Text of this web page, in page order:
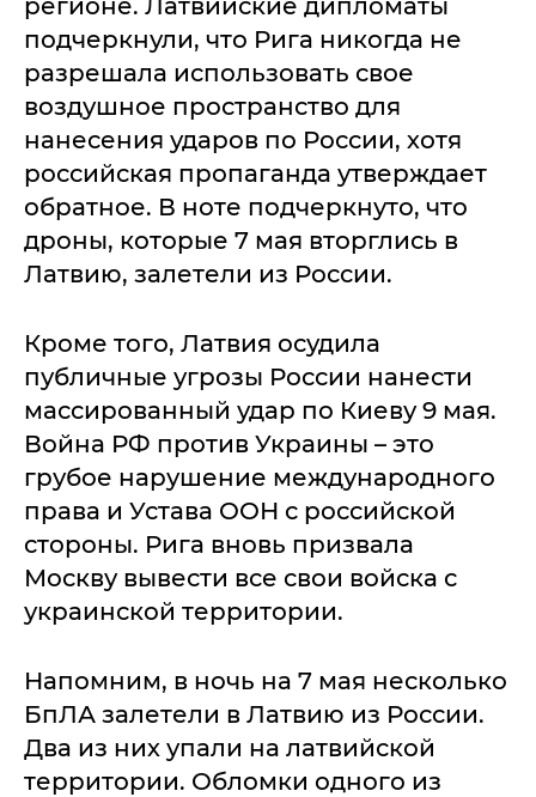
регионе. Латвийские дипломаты
подчеркнули, что Рига никогда не
разрешала использовать свое
воздушное пространство для
нанесения ударов по России, хотя
российская пропаганда утверждает
обратное. В ноте подчеркнуто, что
дроны, которые 7 мая вторглись в
Латвию, залетели из России.
Кроме того, Латвия осудила
публичные угрозы России нанести
массированный удар по Киеву 9 мая.
Война РФ против Украины – это
грубое нарушение международного
права и Устава ООН с российской
стороны. Рига вновь призвала
Москву вывести все свои войска с
украинской территории.
Напомним, в ночь на 7 мая несколько
БпЛА залетели в Латвию из России.
Два из них упали на латвийской
территории. Обломки одного из